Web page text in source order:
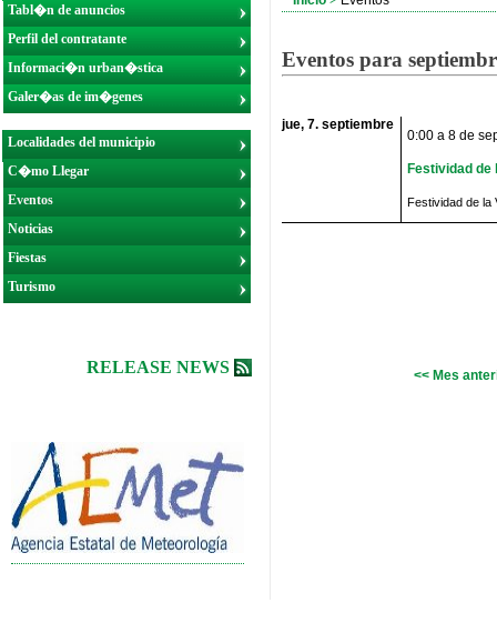
Tabl�n de anuncios
Perfil del contratante
Informaci�n urban�stica
Galer�as de im�genes
Localidades del municipio
C�mo Llegar
Eventos
Noticias
Fiestas
Turismo
RELEASE NEWS
Eventos para
jue, 7. septiembre
0:00 a 8 de
Festividad de
Festividad de la
<< Mes